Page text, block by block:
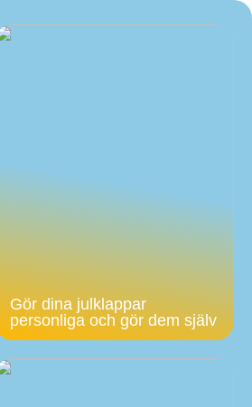
Gör dina julklappar
personliga och gör dem själv